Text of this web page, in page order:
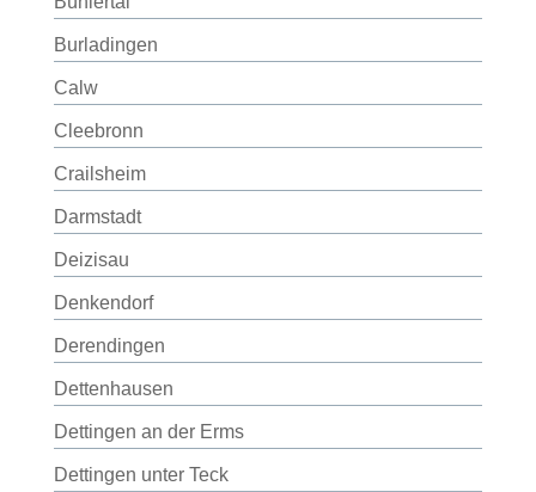
Burladingen
Calw
Cleebronn
Crailsheim
Darmstadt
Deizisau
Denkendorf
Derendingen
Dettenhausen
Dettingen an der Erms
Dettingen unter Teck